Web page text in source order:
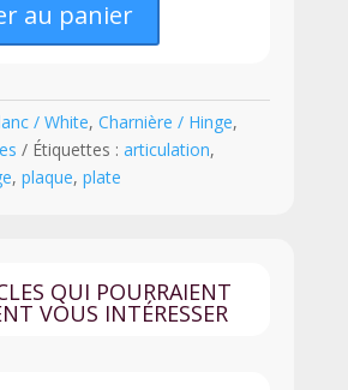
au panier
/ White, Charnière / Hinge,
Étiquettes : articulation,
, plaque, plate
QUI POURRAIENT
VOUS INTÉRESSER